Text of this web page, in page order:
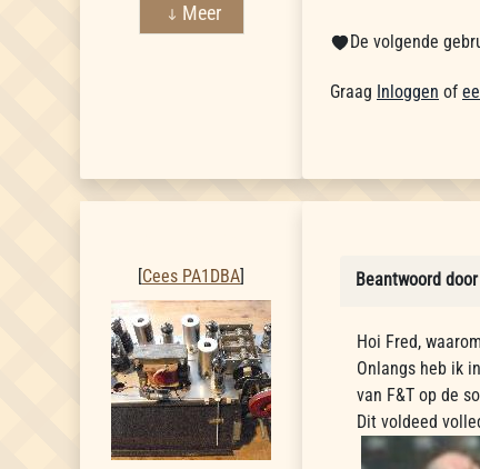
Meer
De volgende
Graag Inloggen of
[Cees PA1DBA] Beantwoord door
Hoi Fred,
Onlangs heb ik
van F&T op de
Dit voldeed